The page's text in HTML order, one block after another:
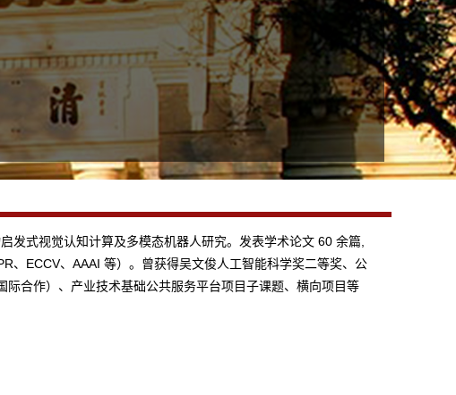
发式视觉认知计算及多模态机器人研究。发表学术论文 60 余篇,
、ECCV、AAAI 等）。曾获得吴文俊人工智能科学奖二等奖、公
合作）、产业技术基础公共服务平台项目子课题、横向项目等